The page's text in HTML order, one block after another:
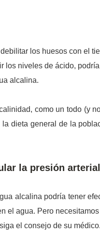
los huesos con el
los niveles de ácido,
alcalina.
como un todo (y
dieta general de la
la presión arterial
alcalina podría tener
el agua. Pero
el consejo de su médico.